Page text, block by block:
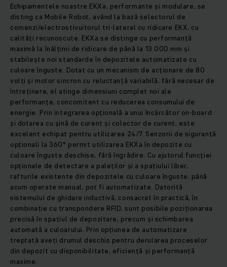
Echipamentele noastre EKXa, performante și modulare, se
disting ca Mobile Robot, având la bază selectorul de
comenzi/electrostivuitorul tri-lateral cu ridicare EKX, cu
calități recunoscute. EKXa se distinge cu performanță
maximă la înălțimi de ridicare de până la 13 000 mm și
stabilește noi standarde în depozitele automatizate cu
culoare înguste. Dotat cu un mecanism de acționare de 80
volți și motor sincron cu reluctanță variabilă, fără necesar de
întreținere, el atinge dimensiuni complet noi ale
performanțe, concomitent cu reducerea consumului de
energie. Prin integrarea opțională a unui încărcător on-board
și dotarea cu șină de curent și colector de curent, este
excelent echipat pentru utilizarea 24/7. Senzorii de siguranță
opționali la 360° permit utilizarea EKXa în depozite cu
culoare înguste deschise, fără îngrădire. Cu ajutorul funcției
opționale de detectare a paleților și a spațiului liber,
rafturile existente din depozitele cu culoare înguste, până
acum operate manual, pot fi automatizate. Datorită
sistemului de ghidare inductivă, consacrat în practică, în
combinație cu transpondere RFID, sunt posibile poziționarea
precisă în spațiul de depozitare, precum și schimbarea
automată a culoarului. Prin opțiunea de automatizare
treptată aveți drumul deschis pentru derularea proceselor
din depozit cu disponibilitate, eficiență și performanță
maxime.